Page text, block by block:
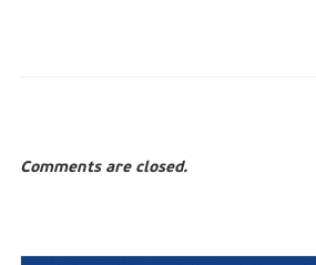
Comments are closed.